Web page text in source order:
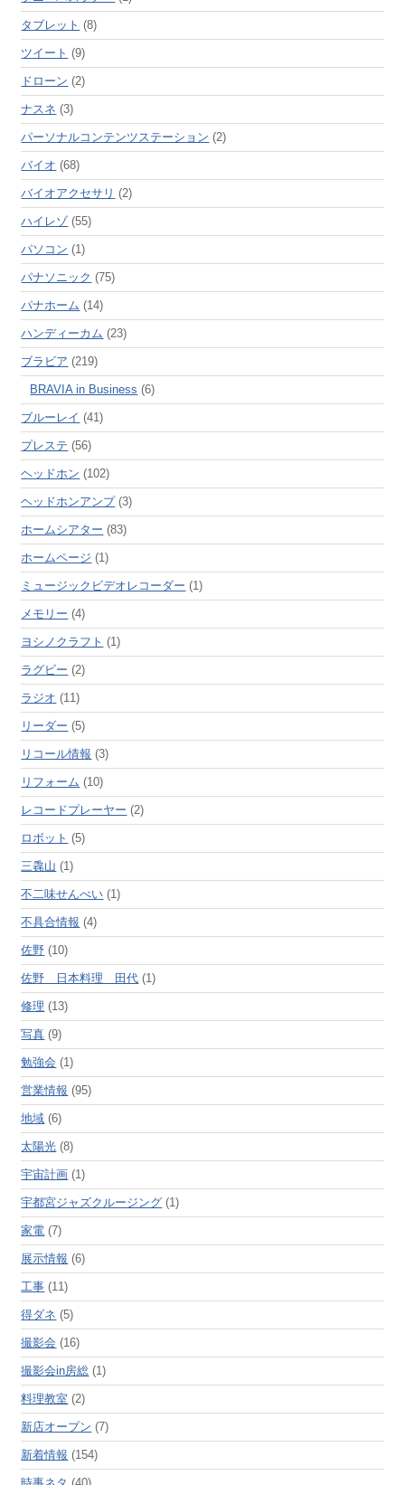
タブレット (8)
ツイート (9)
ドローン (2)
ナスネ (3)
パーソナルコンテンツステーション (2)
バイオ (68)
バイオアクセサリ (2)
ハイレゾ(55)
パソコン (1)
パナソニック (75)
パナホーム (14)
ハンディーカム (23)
ブラビア (219)
BRAVIA in Business (6)
ブルーレイ (41)
プレステ (56)
ヘッドホン (102)
ヘッドホンアンプ(3)
ホームシアター (83)
ホームページ (1)
ミュージックビデオレコーダー (1)
メモリー (4)
ヨシノクラフト (1)
ラグビー (2)
ラジオ (11)
リーダー (5)
リコール情報 (3)
リフォーム (10)
レコードプレーヤー (2)
ロボット (5)
三毳山 (1)
不二味せんべい (1)
不具合情報 (4)
佐野 (10)
佐野 日本料理 田代 (1)
修理 (13)
写真 (9)
勉強会 (1)
営業情報 (95)
地域 (6)
太陽光 (8)
宇宙計画 (1)
宇都宮ジャズクルージング (1)
家電 (7)
展示情報 (6)
工事 (11)
得ダネ (5)
撮影会 (16)
撮影会in房総 (1)
料理教室 (2)
新店オープン (7)
新着情報 (154)